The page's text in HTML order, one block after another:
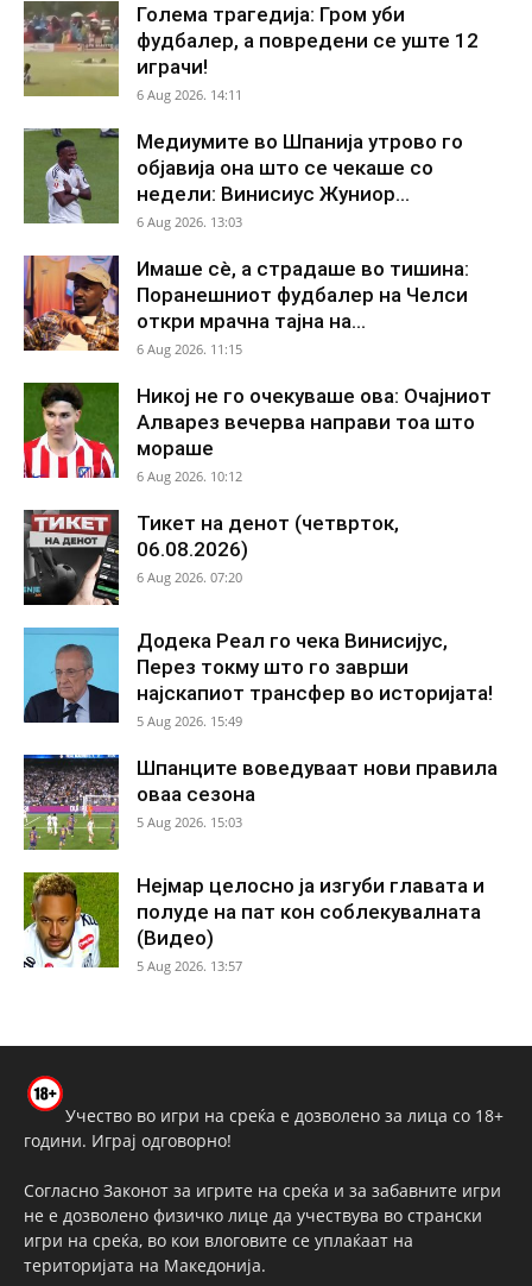
Голема трагедија: Гром уби
фудбалер, а повредени се уште 12
играчи!
6 Aug 2026. 14:11
Медиумите во Шпанија утрово го
објавија она што се чекаше со
недели: Винисиус Жуниор...
6 Aug 2026. 13:03
Имаше сè, а страдаше во тишина:
Поранешниот фудбалер на Челси
откри мрачна тајна на...
6 Aug 2026. 11:15
Никој не го очекуваше ова: Очајниот
Алварез вечерва направи тоа што
мораше
6 Aug 2026. 10:12
Тикет на денот (четврток,
06.08.2026)
6 Aug 2026. 07:20
Додека Реал го чека Винисијус,
Перез токму што го заврши
најскапиот трансфер во историјата!
5 Aug 2026. 15:49
Шпанците воведуваат нови правила
оваа сезона
5 Aug 2026. 15:03
Нејмар целосно ја изгуби главата и
полуде на пат кон соблекувалната
(Видео)
5 Aug 2026. 13:57
Учество во игри на среќа е дозволено за лица со 18+
години. Играј одговорно!
Согласно Законот за игрите на среќа и за забавните игри
не е дозволено физичко лице да учествува во странски
игри на среќа, во кои влоговите се уплаќаат на
територијата на Македонија.